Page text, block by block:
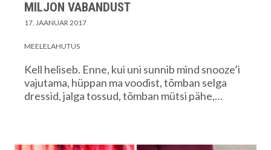
MILJON VABANDUST
17. JAANUAR 2017
MEELELAHUTUS
Kell heliseb. Enne, kui uni sunnib mind snooze’i
vajutama, hüppan ma voodist, tõmban selga
dressid, jalga tossud, tõmban mütsi pähe,…